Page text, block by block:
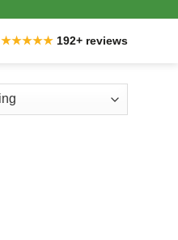
★★★★★ 192+ reviews